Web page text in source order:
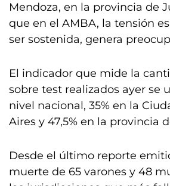
Mendoza, en la provincia de
que en el AMBA, la tensión
ser sostenida, genera
El indicador que mide la
sobre test realizados ayer se
nivel nacional, 35% en la
Aires y 47,5% en la provincia
Desde el último reporte
muerte de 65 varones y 48